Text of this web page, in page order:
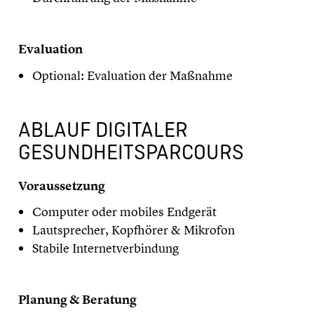
​Evaluation
Optional: Evaluation der Maßnahme
ABLAUF DIGITALER
GESUNDHEITSPARCOURS
Voraussetzung
Computer oder mobiles Endgerät
Lautsprecher, Kopfhörer & Mikrofon
Stabile Internetverbindung
​Planung & Beratung